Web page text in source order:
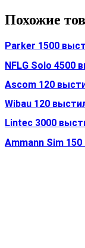
Похожие
Parker 1500
NFLG Solo 4500
Ascom 120
Wibau 120
Lintec 3000
Ammann Sim